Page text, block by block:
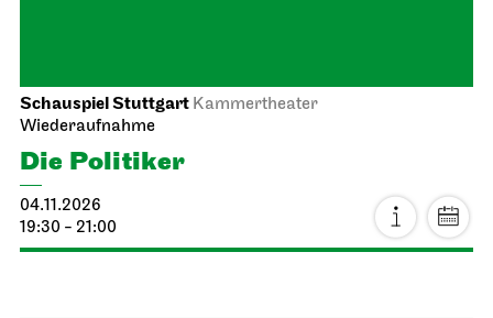
Schauspiel Stuttgart Kammertheater
Wiederaufnahme
Die Politiker
04.11.2026
19:30 - 21:00